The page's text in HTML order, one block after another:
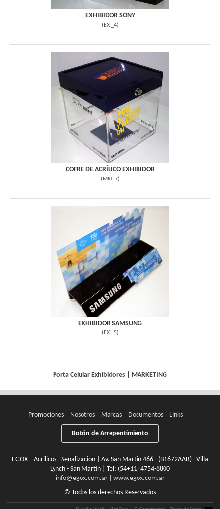
EXHIBIDOR SONY
( EXI_4)
COFRE DE ACRÍLICO EXHIBIDOR
( MKT-7)
EXHIBIDOR SAMSUNG
( EXI_5)
Porta Celular Exhibidores MARKETING
Promociones Nosotros Marcas Documentos Links
Botón de Arrepentimiento
EGOX – Acrilicos - Señalizacion | Av. San Martín 466 - (B1672AAB) - Villa
Lynch - San Martín | Tel: (54+11) 4754-8800
info@egox.com.ar| www.egox.com.ar
© Todos los derechos Reservados